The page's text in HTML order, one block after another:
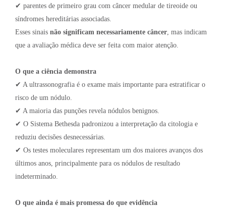
✔ parentes de primeiro grau com câncer medular de tireoide ou
síndromes hereditárias associadas.
Esses sinais não significam necessariamente câncer , mas indicam
que a avaliação médica deve ser feita com maior atenção.
O que a ciência demonstra
✔ A ultrassonografia é o exame mais importante para estratificar o
risco de um nódulo.
✔ A maioria das punções revela nódulos benignos.
✔ O Sistema Bethesda padronizou a interpretação da citologia e
reduziu decisões desnecessárias.
✔ Os testes moleculares representam um dos maiores avanços dos
últimos anos, principalmente para os nódulos de resultado
indeterminado.
O que ainda é mais promessa do que evidência